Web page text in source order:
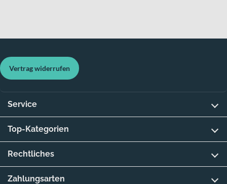
Vertrag widerrufen
Service
Top-Kategorien
Rechtliches
Zahlungsarten